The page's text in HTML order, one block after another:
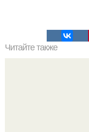
Читайте также